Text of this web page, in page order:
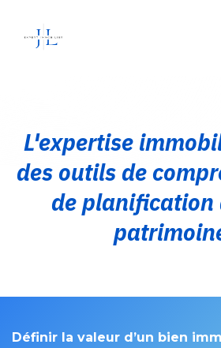
L'expertise
des outils de
de planification
Définir la valeur d’un bien